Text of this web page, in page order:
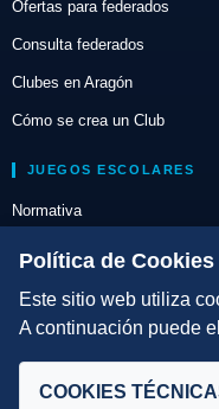
Ofertas para federados
Consulta federados
Clubes en Aragón
Cómo se crea un Club
JUEGOS ESCOLARES
Normativa
Escuelas de Triatlón
DIRECCIÓN TÉCNICA
Selecciones
Política de Cookies
Este sitio web utiliza
A continuación puede
COOKIES